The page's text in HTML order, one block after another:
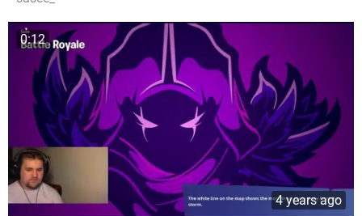
0:12
4 years ago